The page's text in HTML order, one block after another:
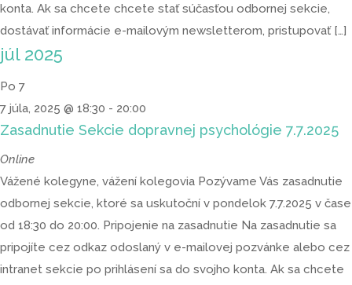
konta. Ak sa chcete chcete stať súčasťou odbornej sekcie,
dostávať informácie e-mailovým newsletterom, pristupovať […]
júl 2025
Po 7
7 júla, 2025 @ 18:30 - 20:00
Zasadnutie Sekcie dopravnej psychológie 7.7.2025
Online
Vážené kolegyne, vážení kolegovia Pozývame Vás zasadnutie
odbornej sekcie, ktoré sa uskutoční v pondelok 7.7.2025 v čase
od 18:30 do 20:00. Pripojenie na zasadnutie Na zasadnutie sa
pripojíte cez odkaz odoslaný v e-mailovej pozvánke alebo cez
intranet sekcie po prihlásení sa do svojho konta. Ak sa chcete